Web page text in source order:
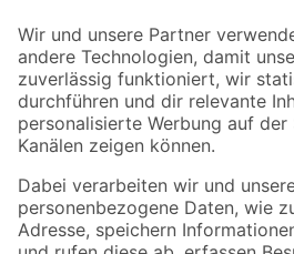
Der toom Newsletter: Keine Angebote und
Zur Newsletter Anmeldung
Folge uns
Zahlungsarten